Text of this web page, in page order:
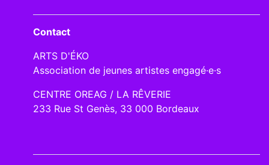
Contact
ARTS D'ÉKO
Association de jeunes artistes engagé·e·s
CENTRE OREAG / LA RÊVERIE
233 Rue St Genès, 33 000 Bordeaux